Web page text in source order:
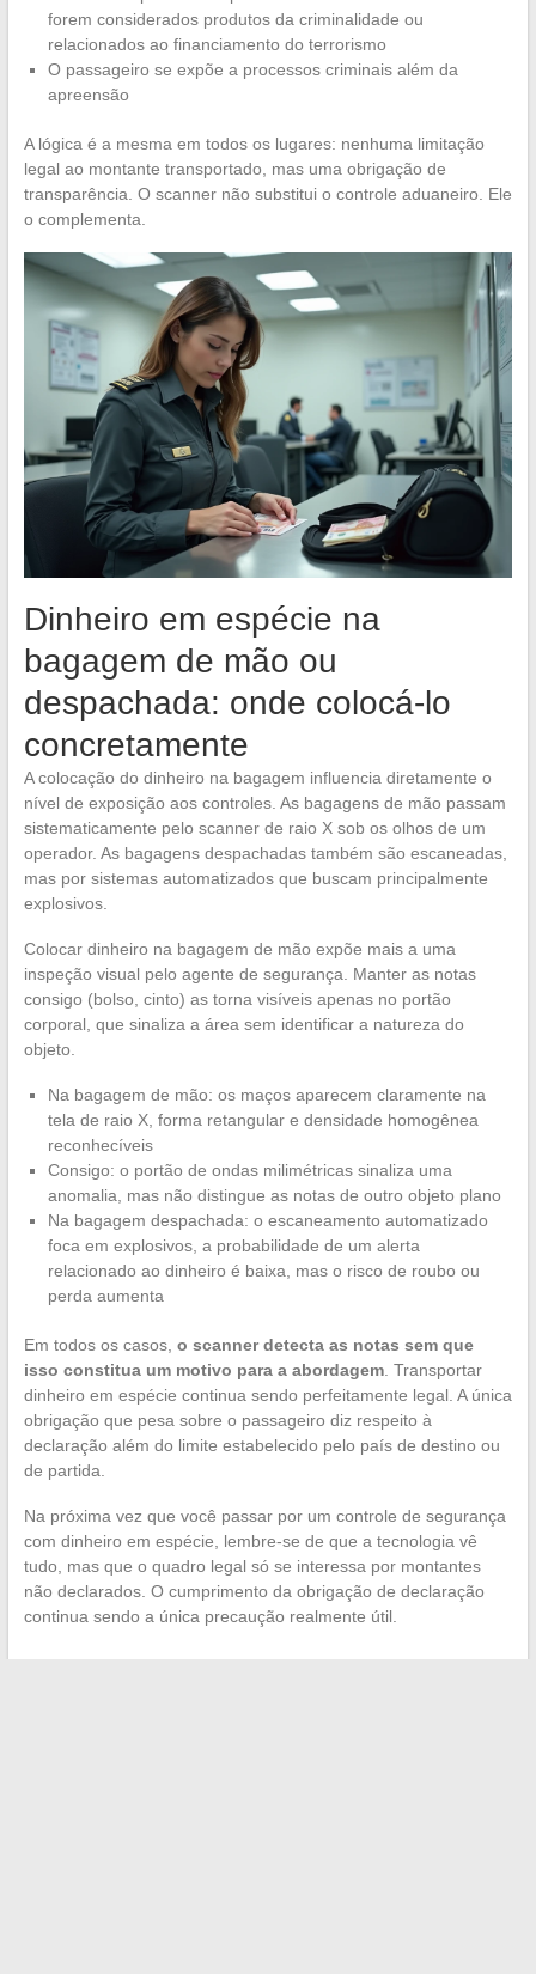
forem considerados produtos da criminalidade ou
relacionados ao financiamento do terrorismo
O passageiro se expõe a processos criminais além da
apreensão
A lógica é a mesma em todos os lugares: nenhuma limitação
legal ao montante transportado, mas uma obrigação de
transparência. O scanner não substitui o controle aduaneiro. Ele
o complementa.
Dinheiro em espécie na
bagagem de mão ou
despachada: onde colocá-lo
concretamente
A colocação do dinheiro na bagagem influencia diretamente o
nível de exposição aos controles. As bagagens de mão passam
sistematicamente pelo scanner de raio X sob os olhos de um
operador. As bagagens despachadas também são escaneadas,
mas por sistemas automatizados que buscam principalmente
explosivos.
Colocar dinheiro na bagagem de mão expõe mais a uma
inspeção visual pelo agente de segurança. Manter as notas
consigo (bolso, cinto) as torna visíveis apenas no portão
corporal, que sinaliza a área sem identificar a natureza do
objeto.
Na bagagem de mão: os maços aparecem claramente na
tela de raio X, forma retangular e densidade homogênea
reconhecíveis
Consigo: o portão de ondas milimétricas sinaliza uma
anomalia, mas não distingue as notas de outro objeto plano
Na bagagem despachada: o escaneamento automatizado
foca em explosivos, a probabilidade de um alerta
relacionado ao dinheiro é baixa, mas o risco de roubo ou
perda aumenta
Em todos os casos, o scanner detecta as notas sem que
isso constitua um motivo para a abordagem. Transportar
dinheiro em espécie continua sendo perfeitamente legal. A única
obrigação que pesa sobre o passageiro diz respeito à
declaração além do limite estabelecido pelo país de destino ou
de partida.
Na próxima vez que você passar por um controle de segurança
com dinheiro em espécie, lembre-se de que a tecnologia vê
tudo, mas que o quadro legal só se interessa por montantes
não declarados. O cumprimento da obrigação de declaração
continua sendo a única precaução realmente útil.